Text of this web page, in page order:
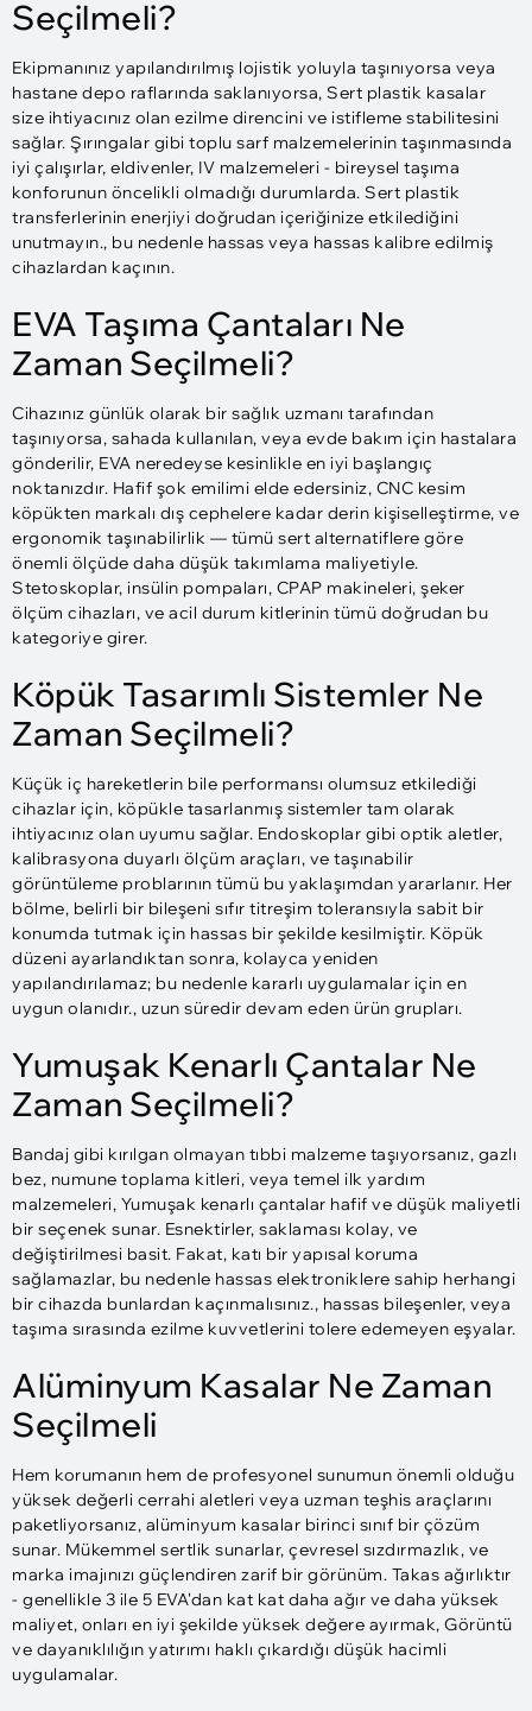
Seçilmeli?
Ekipmanınız yapılandırılmış lojistik yoluyla taşınıyorsa veya
hastane depo raflarında saklanıyorsa, Sert plastik kasalar
size ihtiyacınız olan ezilme direncini ve istifleme stabilitesini
sağlar. Şırıngalar gibi toplu sarf malzemelerinin taşınmasında
iyi çalışırlar, eldivenler, IV malzemeleri - bireysel taşıma
konforunun öncelikli olmadığı durumlarda. Sert plastik
transferlerinin enerjiyi doğrudan içeriğinize etkilediğini
unutmayın., bu nedenle hassas veya hassas kalibre edilmiş
cihazlardan kaçının.
EVA Taşıma Çantaları Ne
Zaman Seçilmeli?
Cihazınız günlük olarak bir sağlık uzmanı tarafından
taşınıyorsa, sahada kullanılan, veya evde bakım için hastalara
gönderilir, EVA neredeyse kesinlikle en iyi başlangıç ​​
noktanızdır. Hafif şok emilimi elde edersiniz, CNC kesim
köpükten markalı dış cephelere kadar derin kişiselleştirme, ve
ergonomik taşınabilirlik — tümü sert alternatiflere göre
önemli ölçüde daha düşük takımlama maliyetiyle.
Stetoskoplar, insülin pompaları, CPAP makineleri, şeker
ölçüm cihazları, ve acil durum kitlerinin tümü doğrudan bu
kategoriye girer.
Köpük Tasarımlı Sistemler Ne
Zaman Seçilmeli?
Küçük iç hareketlerin bile performansı olumsuz etkilediği
cihazlar için, köpükle tasarlanmış sistemler tam olarak
ihtiyacınız olan uyumu sağlar. Endoskoplar gibi optik aletler,
kalibrasyona duyarlı ölçüm araçları, ve taşınabilir
görüntüleme problarının tümü bu yaklaşımdan yararlanır. Her
bölme, belirli bir bileşeni sıfır titreşim toleransıyla sabit bir
konumda tutmak için hassas bir şekilde kesilmiştir. Köpük
düzeni ayarlandıktan sonra, kolayca yeniden
yapılandırılamaz; bu nedenle kararlı uygulamalar için en
uygun olanıdır., uzun süredir devam eden ürün grupları.
Yumuşak Kenarlı Çantalar Ne
Zaman Seçilmeli?
Bandaj gibi kırılgan olmayan tıbbi malzeme taşıyorsanız, gazlı
bez, numune toplama kitleri, veya temel ilk yardım
malzemeleri, Yumuşak kenarlı çantalar hafif ve düşük maliyetli
bir seçenek sunar. Esnektirler, saklaması kolay, ve
değiştirilmesi basit. Fakat, katı bir yapısal koruma
sağlamazlar, bu nedenle hassas elektroniklere sahip herhangi
bir cihazda bunlardan kaçınmalısınız., hassas bileşenler, veya
taşıma sırasında ezilme kuvvetlerini tolere edemeyen eşyalar.
Alüminyum Kasalar Ne Zaman
Seçilmeli
Hem korumanın hem de profesyonel sunumun önemli olduğu
yüksek değerli cerrahi aletleri veya uzman teşhis araçlarını
paketliyorsanız, alüminyum kasalar birinci sınıf bir çözüm
sunar. Mükemmel sertlik sunarlar, çevresel sızdırmazlık, ve
marka imajınızı güçlendiren zarif bir görünüm. Takas ağırlıktır
- genellikle 3 ile 5 EVA'dan kat kat daha ağır ve daha yüksek
maliyet, onları en iyi şekilde yüksek değere ayırmak, Görüntü
ve dayanıklılığın yatırımı haklı çıkardığı düşük hacimli
uygulamalar.